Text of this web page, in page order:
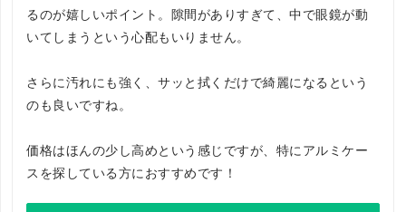
るのが嬉しいポイント。隙間がありすぎて、中で眼鏡が動
いてしまうという心配もいりません。
さらに汚れにも強く、サッと拭くだけで綺麗になるという
のも良いですね。
価格はほんの少し高めという感じですが、特にアルミケー
スを探している方におすすめです！